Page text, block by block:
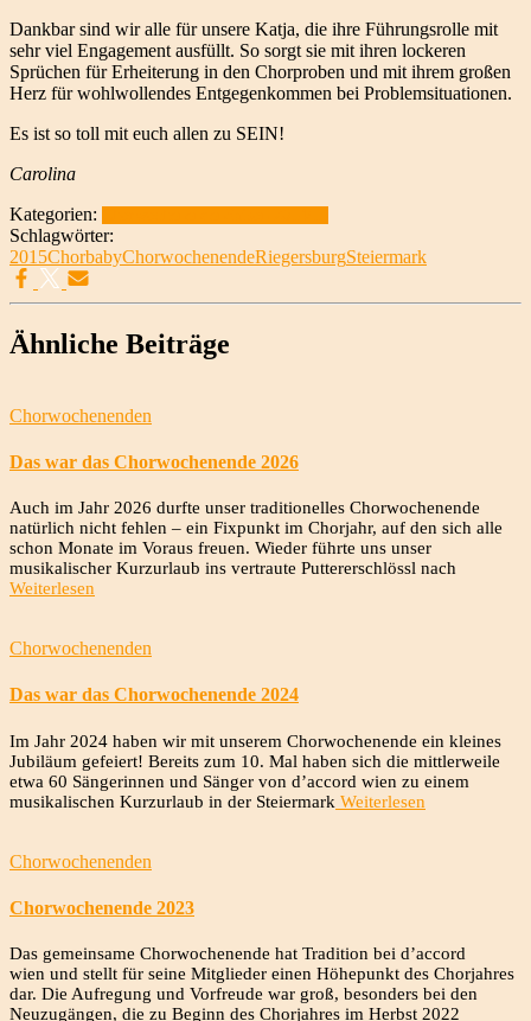
Dankbar sind wir alle für unsere Katja, die ihre Führungsrolle mit
sehr viel Engagement ausfüllt. So sorgt sie mit ihren lockeren
Sprüchen für Erheiterung in den Chorproben und mit ihrem großen
Herz für wohlwollendes Entgegenkommen bei Problemsituationen.
Es ist so toll mit euch allen zu SEIN!
Carolina
Kategorien:
Schlagwörter:
2015ChorbabyChorwochenendeRiegersburgSteiermark
Ähnliche Beiträge
Chorwochenenden
Das war das Chorwochenende 2026
Auch im Jahr 2026 durfte unser traditionelles Chorwochenende
natürlich nicht fehlen – ein Fixpunkt im Chorjahr, auf den sich alle
schon Monate im Voraus freuen. Wieder führte uns unser
musikalischer Kurzurlaub ins vertraute Puttererschlössl nach
Weiterlesen
Chorwochenenden
Das war das Chorwochenende 2024
Im Jahr 2024 haben wir mit unserem Chorwochenende ein kleines
Jubiläum gefeiert! Bereits zum 10. Mal haben sich die mittlerweile
etwa 60 Sängerinnen und Sänger von d’accord wien zu einem
musikalischen Kurzurlaub in der Steiermark Weiterlesen
Chorwochenenden
Chorwochenende 2023
Das gemeinsame Chorwochenende hat Tradition bei d’accord
wien und stellt für seine Mitglieder einen Höhepunkt des Chorjahres
dar. Die Aufregung und Vorfreude war groß, besonders bei den
Neuzugängen, die zu Beginn des Chorjahres im Herbst 2022